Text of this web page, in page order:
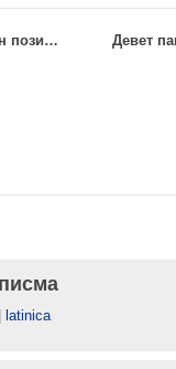
Отворен позив за радионицу – Дизајн за боље друштво
latinica